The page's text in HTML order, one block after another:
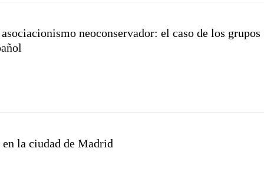
neoconservador: el caso de los grupos
la ciudad de Madrid